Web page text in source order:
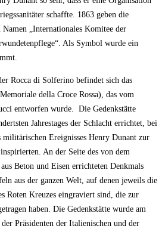
schaffte. 1863 geben die
„Internationales Komitee der
Als Symbol wurde ein
Rocca di Solferino befindet sich das
della Croce Rossa), das vom
entworfen wurde. Die Gedenkstätte
Jahrestages der Schlacht errichtet, bei
Ereignisses Henry Dunant zur
An der Seite des von dem
Beton und Eisen errichteten Denkmals
aus der ganzen Welt, auf denen jeweils die
Roten Kreuzes eingraviert sind, die zur
haben. Die Gedenkstätte wurde am
Präsidenten der Italienischen und der